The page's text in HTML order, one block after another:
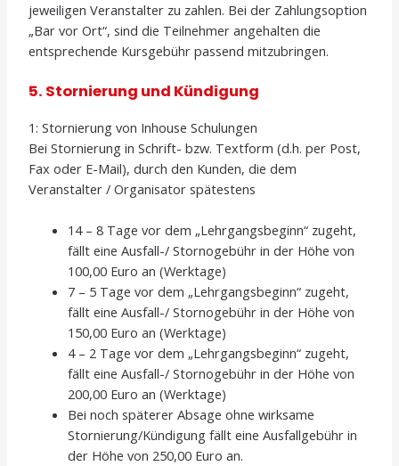
jeweiligen Veranstalter zu zahlen. Bei der Zahlungsoption
„Bar vor Ort“, sind die Teilnehmer angehalten die
entsprechende Kursgebühr passend mitzubringen.
5. Stornierung und Kündigung
1: Stornierung von Inhouse Schulungen
Bei Stornierung in Schrift- bzw. Textform (d.h. per Post,
Fax oder E-Mail), durch den Kunden, die dem
Veranstalter / Organisator spätestens
14 – 8 Tage vor dem „Lehrgangsbeginn“ zugeht,
fällt eine Ausfall-/ Stornogebühr in der Höhe von
100,00 Euro an (Werktage)
7 – 5 Tage vor dem „Lehrgangsbeginn“ zugeht,
fällt eine Ausfall-/ Stornogebühr in der Höhe von
150,00 Euro an (Werktage)
4 – 2 Tage vor dem „Lehrgangsbeginn“ zugeht,
fällt eine Ausfall-/ Stornogebühr in der Höhe von
200,00 Euro an (Werktage)
Bei noch späterer Absage ohne wirksame
Stornierung/Kündigung fällt eine Ausfallgebühr in
der Höhe von 250,00 Euro an.